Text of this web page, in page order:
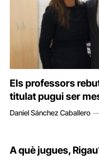
Els professors
titulat pugui ser
Daniel Sánchez Caballero
A què jugues,